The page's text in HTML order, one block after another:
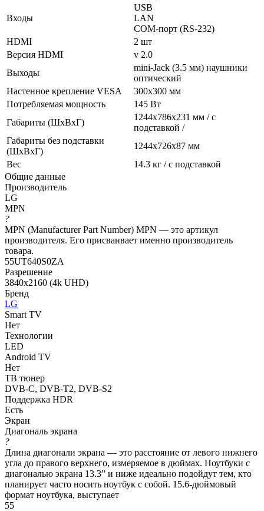
Входы
USB
LAN
COM-порт (RS-232)
HDMI
2 шт
Версия HDMI
v 2.0
Выходы
mini-Jack (3.5 мм) наушники
оптический
Настенное крепление VESA
300х300 мм
Потребляемая мощность
145 Вт
Габариты (ШхВхГ)
1244x786x231 мм / с
подставкой /
Габариты без подставки
(ШхВхГ)
1244x726x87 мм
Вес
14.3 кг / с подставкой
Общие данные
Производитель
LG
MPN
?
MPN (Manufacturer Part Number) MPN — это артикул
производителя. Его присваивает именно производитель
товара.
55UT640S0ZA
Разрешение
3840x2160 (4k UHD)
Бренд
LG
Smart TV
Нет
Технологии
LED
Android TV
Нет
ТВ тюнер
DVB-C, DVB-T2, DVB-S2
Поддержка HDR
Есть
Экран
Диагональ экрана
?
Длина диагонали экрана — это расстояние от левого нижнего
угла до правого верхнего, измеряемое в дюймах. Ноутбуки с
диагональю экрана 13.3” и ниже идеально подойдут тем, кто
планирует часто носить ноутбук с собой. 15.6-дюймовый
формат ноутбука, выступает
55